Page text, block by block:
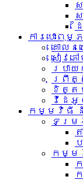
ការបោះពុម្
គោលន
សៀវភ
របា
ព្រឹត្
ខិត្ត
វីដេអូ
កម្មវិធី
ទម្រ
កម្ម